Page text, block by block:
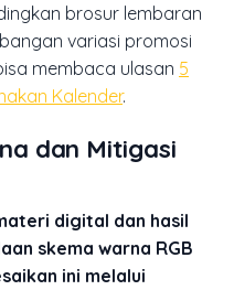
brosur lembaran
variasi promosi
membaca ulasan 5
Kalender.
dan Mitigasi
digital dan hasil
skema warna RGB
ini melalui